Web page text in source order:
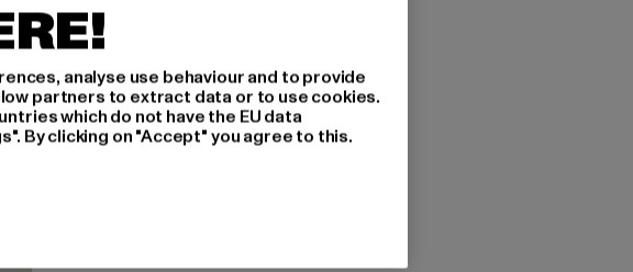
analyse use behaviour and to provide
partners to extract data or to use cookies.
which do not have the EU data
By clicking on "Accept" you agree to this.